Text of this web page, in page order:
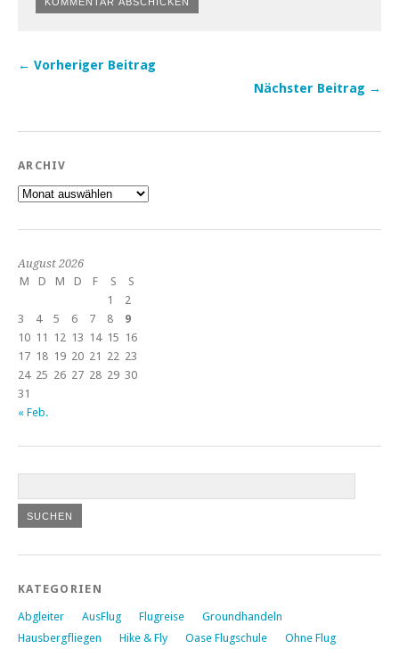
← Vorheriger Beitrag
Nächster Beitrag →
ARCHIV
Archiv
August 2026
M
D M D F S
S
1
2
3
4 5 6 7 8
9
10 11 12 13 14 15 16
17 18 19 20 21 22 23
24 25 26 27 28 29 30
31
« Feb.
KATEGORIEN
Abgleiter AusFlug Flugreise
Groundhandeln
Hausbergfliegen
Hike & Fly Oase Flugschule Ohne Flug